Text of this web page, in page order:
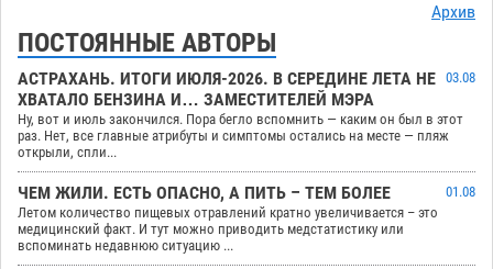
Архив
ПОСТОЯННЫЕ АВТОРЫ
АСТРАХАНЬ. ИТОГИ ИЮЛЯ-2026. В СЕРЕДИНЕ ЛЕТА НЕ
ХВАТАЛО БЕНЗИНА И… ЗАМЕСТИТЕЛЕЙ МЭРА
03.08
Ну, вот и июль закончился. Пора бегло вспомнить — каким он был в этот
раз. Нет, все главные атрибуты и симптомы остались на месте — пляж
открыли, спли...
ЧЕМ ЖИЛИ. ЕСТЬ ОПАСНО, А ПИТЬ – ТЕМ БОЛЕЕ
01.08
Летом количество пищевых отравлений кратно увеличивается – это
медицинский факт. И тут можно приводить медстатистику или
вспоминать недавнюю ситуацию ...